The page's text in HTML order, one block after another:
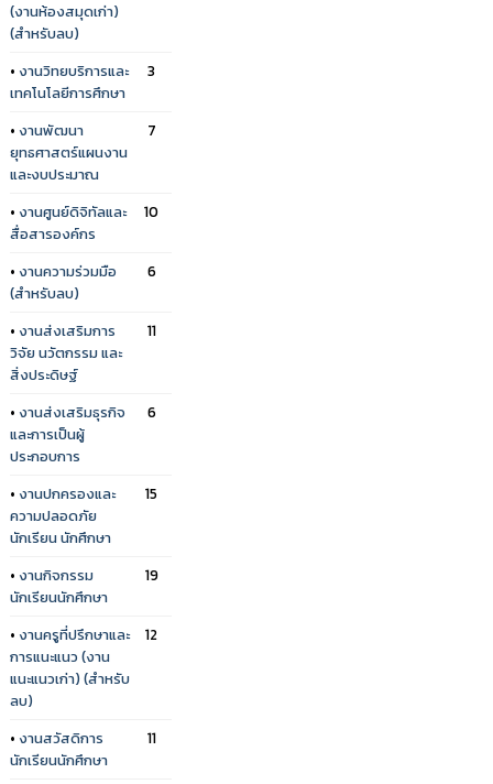
(งานห้องสมุดเก่า)
(สำหรับลบ)
• งานวิทยบริการและ
เทคโนโลยีการศึกษา
3
• งานพัฒนา
ยุทธศาสตร์แผนงาน
และงบประมาณ
7
• งานศูนย์ดิจิทัลและ
สื่อสารองค์กร
10
• งานความร่วมมือ
(สำหรับลบ)
6
• งานส่งเสริมการ
วิจัย นวัตกรรม และ
สิ่งประดิษฐ์
11
• งานส่งเสริมธุรกิจ
และการเป็นผู้
ประกอบการ
6
• งานปกครองและ
ความปลอดภัย
นักเรียน นักศึกษา
15
• งานกิจกรรม
นักเรียนนักศึกษา
19
• งานครูที่ปรึกษาและ
การแนะแนว (งาน
แนะแนวเก่า) (สำหรับ
ลบ)
12
• งานสวัสดิการ
นักเรียนนักศึกษา
11